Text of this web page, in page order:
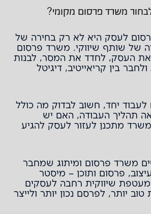
משרד פרסום מקומי?
לעסק היא לא רק בחירה של
של שותף שיווקי. משרד פרסום
את העסק, לחדד את המסר, לבנות
בין קריאייטיב, דיגיטל
לעבוד יחד, חשוב לבדוק מה כולל
תהליך העבודה, האם יש
מתכנן לעזור לעסק להגיע
משרד פרסום ומיתוגשמחבר
פרסום ותוכן – מיסטר
שיווקית רחבה לעסקים
טוב יותר, לפרסם נכון יותר ולייצר